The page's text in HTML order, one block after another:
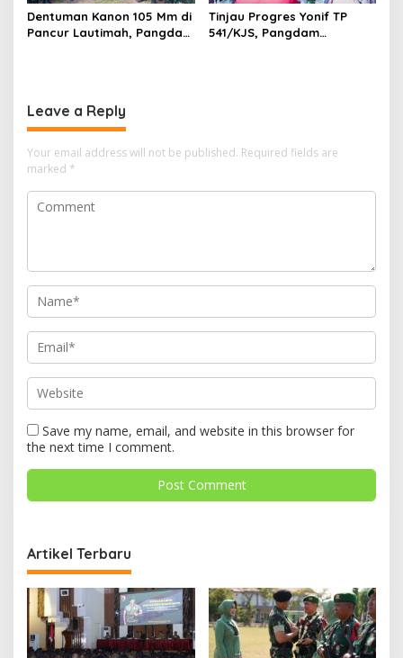
Dentuman Kanon 105 Mm di
Pancur Lautimah, Pangdam
Tinjau Progres Yonif TP
541/KJS, Pangdam
Leave a Reply
Your email address will not be published. Required fields are
marked *
Save my name, email, and website in this browser for
the next time I comment.
Artikel Terbaru